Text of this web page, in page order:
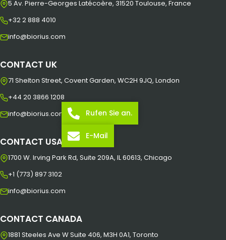
5 Av. Pierre-Georges Latécoère, 31520 Toulouse, France
+32 2 888 4010
info@biorius.com
CONTACT UK
71 Shelton Street, Covent Garden, WC2H 9JQ, London
+44 20 3866 1208
info@biorius.com
CONTACT USA
1700 W. Irving Park Rd, Suite 209A, IL 60613, Chicago
+1 (773) 897 3102
info@biorius.com
CONTACT CANADA
1881 Steeles Ave W Suite 406, M3H 0A1, Toronto
Rufen Sie an.
E-Mail